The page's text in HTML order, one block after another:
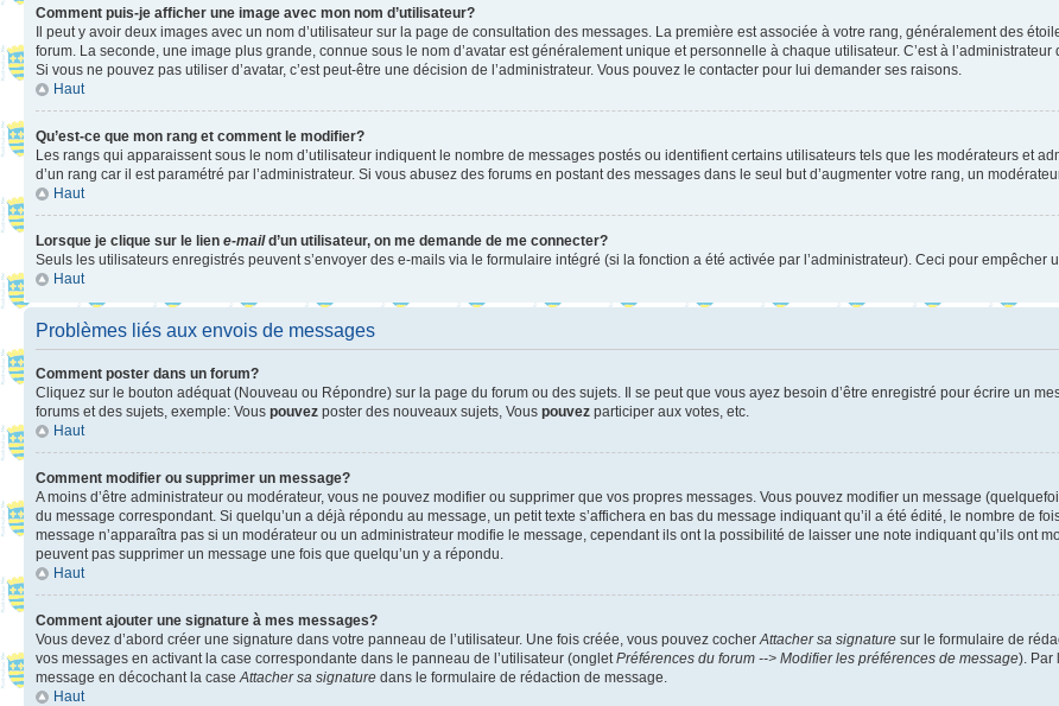
Comment puis-je afficher une image avec mon nom d’utilisateur?
Il peut y avoir deux images avec un nom d’utilisateur sur la page de consultation des messages. La première est associée à votre rang, généralement des
forum. La seconde, une image plus grande, connue sous le nom d’avatar est généralement unique et personnelle à chaque utilisateur. C’est à
Si vous ne pouvez pas utiliser d’avatar, c’est peut-être une décision de l’administrateur. Vous pouvez le contacter pour lui demander ses raisons.
Haut
Qu’est-ce que mon rang et comment le modifier?
Les rangs qui apparaissent sous le nom d’utilisateur indiquent le nombre de messages postés ou identifient certains utilisateurs tels que les modérateurs et
d’un rang car il est paramétré par l’administrateur. Si vous abusez des forums en postant des messages dans le seul but d’augmenter votre rang, un
Haut
Lorsque je clique sur le lien e-maild’un utilisateur, on me demande de me connecter?
Seuls les utilisateurs enregistrés peuvent s’envoyer des e-mails via le formulaire intégré (si la fonction a été activée par l’administrateur). Ceci pour empêcher
Haut
Problèmes liés aux envois de messages
Comment poster dans un forum?
Cliquez sur le bouton adéquat (Nouveau ou Répondre) sur la page du forum ou des sujets. Il se peut que vous ayez besoin d’être enregistré pour écrire un
forums et des sujets, exemple: Vous pouvez poster des nouveaux sujets, Vous pouvez participer aux votes, etc.
Haut
Comment modifier ou supprimer un message?
A moins d’être administrateur ou modérateur, vous ne pouvez modifier ou supprimer que vos propres messages. Vous pouvez modifier un message
du message correspondant. Si quelqu’un a déjà répondu au message, un petit texte s’affichera en bas du message indiquant qu’il a été édité, le nombre de
message n’apparaîtra pas si un modérateur ou un administrateur modifie le message, cependant ils ont la possibilité de laisser une note indiquant qu’ils ont
peuvent pas supprimer un message une fois que quelqu’un y a répondu.
Haut
Comment ajouter une signature à mes messages?
Vous devez d’abord créer une signature dans votre panneau de l’utilisateur. Une fois créée, vous pouvez cocher Attacher sa signature sur le formulaire de
vos messages en activant la case correspondante dans le panneau de l’utilisateur (onglet Préférences du forum --> Modifier les préférences de message). Par
message en décochant la case Attacher sa signature dans le formulaire de rédaction de message.
Haut